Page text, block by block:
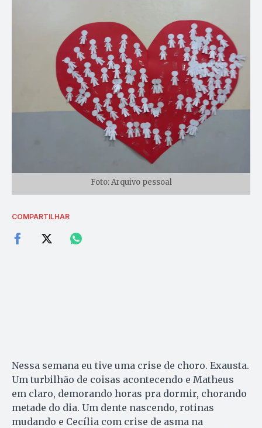
Foto: Arquivo pessoal
COMPARTILHAR
Nessa semana eu tive uma crise de choro. Exausta.
Um turbilhão de coisas acontecendo e Matheus
em claro, demorando horas pra dormir, chorando
metade do dia. Um dente nascendo, rotinas
mudando e Cecília com crise de asma na